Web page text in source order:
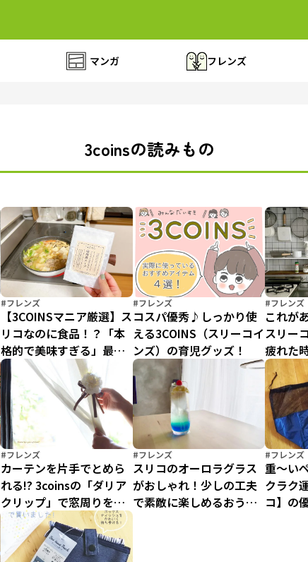
マンガ フレンズ
3coinsの読みもの
#フレンズ
【3COINSマニア厳選】ス
リコなのに食品！？「本
格的で美味すぎる」最旬
マストバイ
#フレンズ
コスパ優秀♪しっかり使
える3COINS（スリーコイ
ンズ）の育児グッズ！
#フレンズ
これが
スリー
疲れた
グッズ
#フレンズ
カーテンを片手でとめら
れる!? 3coinsの「ダリア
クリップ」で窓周りを可
愛くボタニカルに
#フレンズ
スリコのオーロラグラス
がおしゃれ！少しの工夫
で素敵に楽しめるおうち
#フレンズ
重〜い
クラク
コ】の